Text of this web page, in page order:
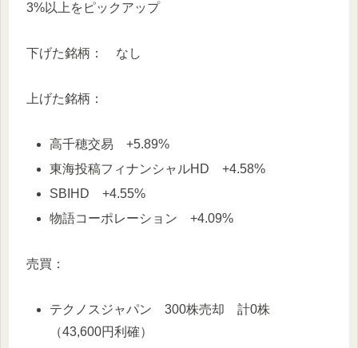
3%以上をピックアップ
下げた銘柄： なし
上げた銘柄：
高千穂交易 +5.89%
東海投稿フィナンシャルHD +4.58%
SBIHD +4.55%
物語コーポレーション +4.09%
売買：
テクノスジャパン 300株売却 計0株
（43,600円利確）